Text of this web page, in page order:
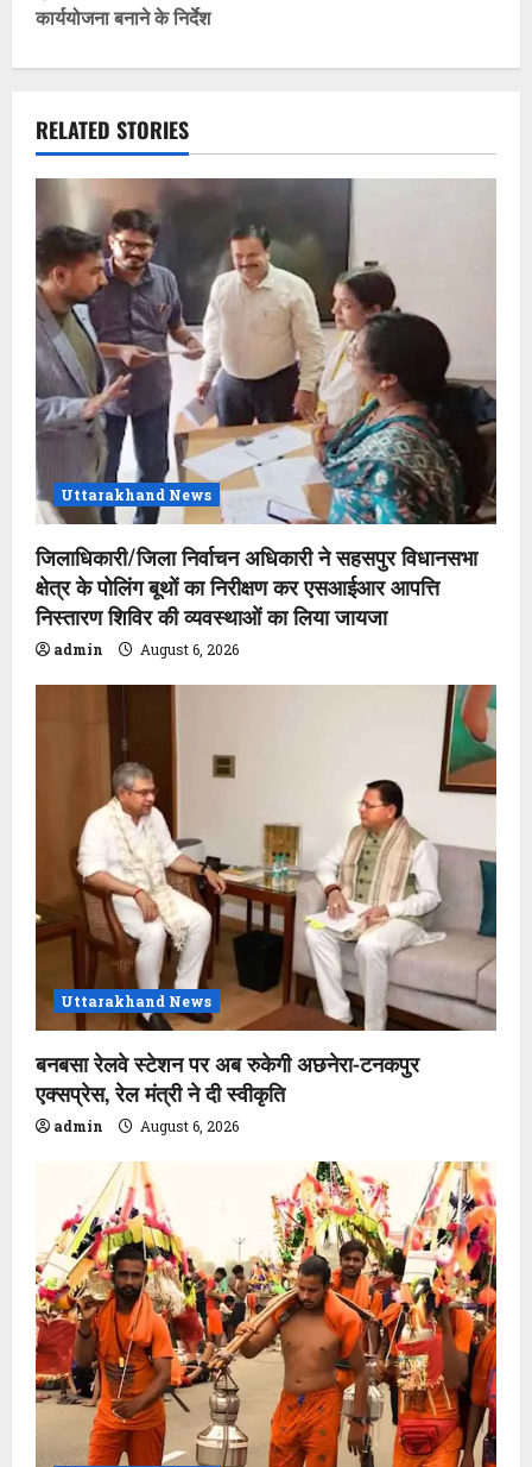
n
v
i
g
a
t
i
o
n
कार्ययोजना बनाने के निर्देश
RELATED STORIES
Uttarakhand News
जिलाधिकारी/जिला निर्वाचन अधिकारी ने सहसपुर विधानसभा
क्षेत्र के पोलिंग बूथों का निरीक्षण कर एसआईआर आपत्ति
निस्तारण शिविर की व्यवस्थाओं का लिया जायजा
admin August 6, 2026
Uttarakhand News
बनबसा रेलवे स्टेशन पर अब रुकेगी अछनेरा-टनकपुर
एक्सप्रेस, रेल मंत्री ने दी स्वीकृति
admin August 6, 2026